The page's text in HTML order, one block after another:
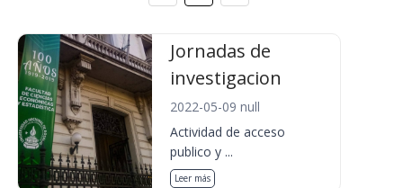
Jornadas de
investigacion
2022-05-09 null
Actividad de acceso
publico y ...
Leer más